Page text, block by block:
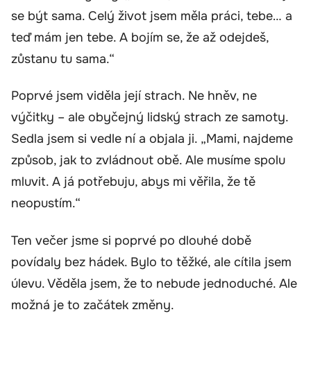
se být sama. Celý život jsem měla práci, tebe… a
teď mám jen tebe. A bojím se, že až odejdeš,
zůstanu tu sama.“
Poprvé jsem viděla její strach. Ne hněv, ne
výčitky – ale obyčejný lidský strach ze samoty.
Sedla jsem si vedle ní a objala ji. „Mami, najdeme
způsob, jak to zvládnout obě. Ale musíme spolu
mluvit. A já potřebuju, abys mi věřila, že tě
neopustím.“
Ten večer jsme si poprvé po dlouhé době
povídaly bez hádek. Bylo to těžké, ale cítila jsem
úlevu. Věděla jsem, že to nebude jednoduché. Ale
možná je to začátek změny.